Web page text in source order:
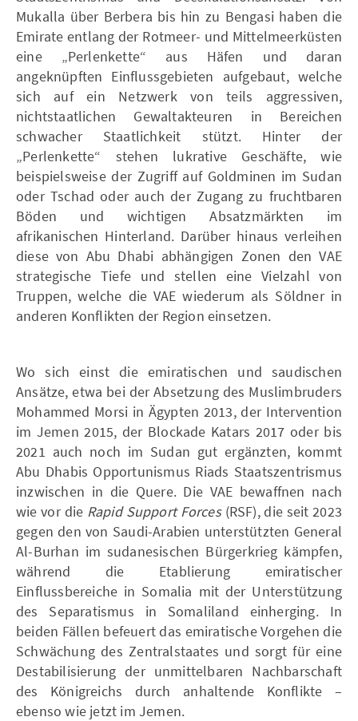
Mukalla über Berbera bis hin zu Bengasi haben die
Emirate entlang der Rotmeer- und Mittelmeerküsten
eine „Perlenkette“ aus Häfen und daran
angeknüpften Einflussgebieten aufgebaut, welche
sich auf ein Netzwerk von teils aggressiven,
nichtstaatlichen Gewaltakteuren in Bereichen
schwacher Staatlichkeit stützt. Hinter der
„Perlenkette“ stehen lukrative Geschäfte, wie
beispielsweise der Zugriff auf Goldminen im Sudan
oder Tschad oder auch der Zugang zu fruchtbaren
Böden und wichtigen Absatzmärkten im
afrikanischen Hinterland. Darüber hinaus verleihen
diese von Abu Dhabi abhängigen Zonen den VAE
strategische Tiefe und stellen eine Vielzahl von
Truppen, welche die VAE wiederum als Söldner in
anderen Konflikten der Region einsetzen.
Wo sich einst die emiratischen und saudischen
Ansätze, etwa bei der Absetzung des Muslimbruders
Mohammed Morsi in Ägypten 2013, der Intervention
im Jemen 2015, der Blockade Katars 2017 oder bis
2021 auch noch im Sudan gut ergänzten, kommt
Abu Dhabis Opportunismus Riads Staatszentrismus
inzwischen in die Quere. Die VAE bewaffnen nach
wie vor die Rapid Support Forces (RSF), die seit 2023
gegen den von Saudi-Arabien unterstützten General
Al-Burhan im sudanesischen Bürgerkrieg kämpfen,
während
die Etablierung emiratischer
Einflussbereiche in Somalia mit der Unterstützung
des Separatismus in Somaliland einherging. In
beiden Fällen befeuert das emiratische Vorgehen die
Schwächung des Zentralstaates und sorgt für eine
Destabilisierung der unmittelbaren Nachbarschaft
des Königreichs durch anhaltende Konflikte –
ebenso wie jetzt im Jemen.